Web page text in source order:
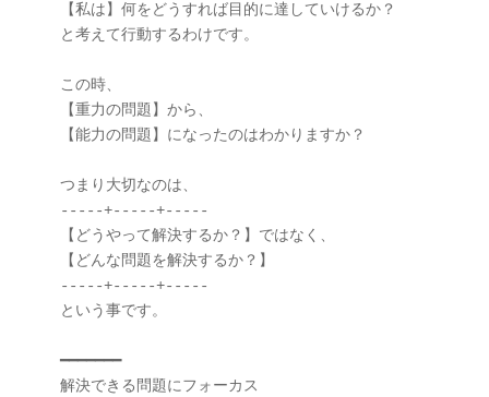
【私は】何をどうすれば目的に達していけるか？
と考えて行動するわけです。
この時、
【重力の問題】から、
【能力の問題】になったのはわかりますか？
つまり大切なのは、
-----+-----+-----
【どうやって解決するか？】ではなく、
【どんな問題を解決するか？】
-----+-----+-----
という事です。
━━━━━━━
解決できる問題にフォーカス